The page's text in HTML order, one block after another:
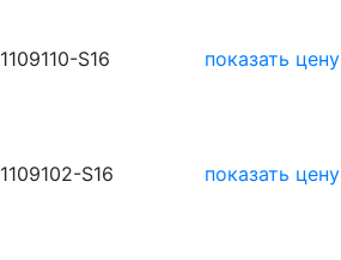
1109110-S16 показать цену
1109102-S16 показать цену